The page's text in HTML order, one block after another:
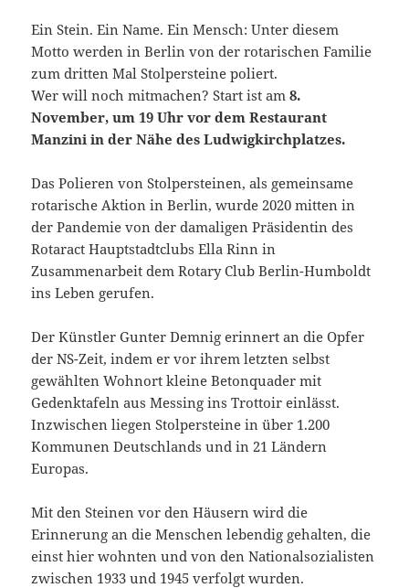
Ein Stein. Ein Name. Ein Mensch: Unter diesem
Motto werden in Berlin von der rotarischen Familie
zum dritten Mal Stolpersteine poliert.
Wer will noch mitmachen? Start ist am8.
November, um 19 Uhrvor dem Restaurant
Manzini in der Nähe des Ludwigkirchplatzes.
Das Polieren von Stolpersteinen, als gemeinsame
rotarische Aktion in Berlin, wurde 2020 mitten in
der Pandemie von der damaligen Präsidentin des
Rotaract Hauptstadtclubs Ella Rinn in
Zusammenarbeit dem Rotary Club Berlin-Humboldt
ins Leben gerufen.
Der Künstler Gunter Demnig erinnert an die Opfer
der NS-Zeit, indem er vor ihrem letzten selbst
gewählten Wohnort kleine Betonquader mit
Gedenktafeln aus Messing ins Trottoir einlässt.
Inzwischen liegen Stolpersteine in über 1.200
Kommunen Deutschlands und in 21 Ländern
Europas.
Mit den Steinen vor den Häusern wird die
Erinnerung an die Menschen lebendig gehalten, die
einst hier wohnten und von den Nationalsozialisten
zwischen 1933 und 1945 verfolgt wurden.